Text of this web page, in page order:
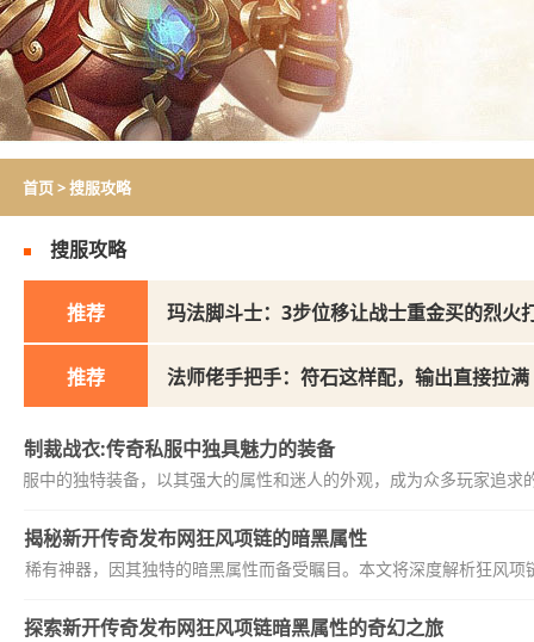
首页>搜服攻略
搜服攻略
推荐 玛法脚斗士：3步位移让战士重金买的烈火
推荐 法师佬手把手：符石这样配，输出直接拉满
制裁战衣:传奇私服中独具魅力的装备
服中的独特装备，以其强大的属性和迷人的外观，成为众多玩家追
揭秘新开传奇发布网狂风项链的暗黑属性
稀有神器，因其独特的暗黑属性而备受瞩目。本文将深度解析狂风
探索新开传奇发布网狂风项链暗黑属性的奇幻之旅